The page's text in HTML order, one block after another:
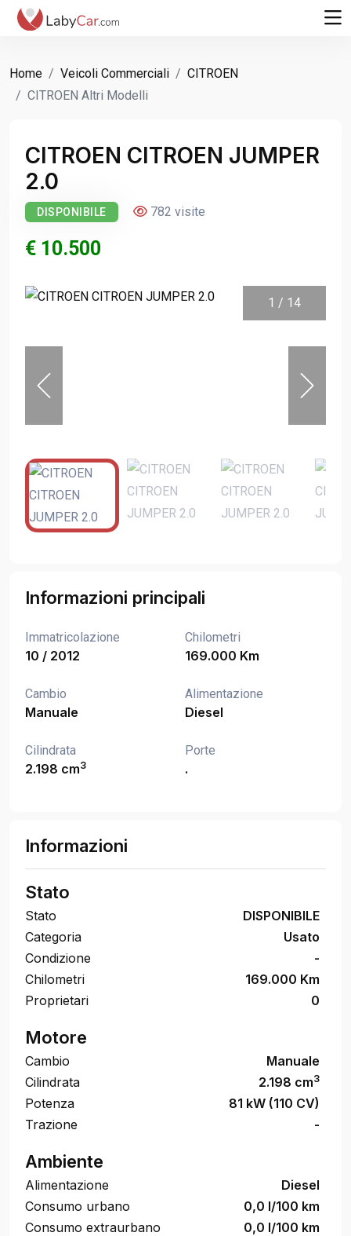
Home Veicoli Commerciali
CITROEN
CITROEN Altri Modelli
CITROEN CITROEN JUMPER
2.0
DISPONIBILE 782 visite
€ 10.500
1 / 14
Informazioni principali
Immatricolazione
10 / 2012
Chilometri
169.000 Km
Cambio
Manuale
Alimentazione
Diesel
Cilindrata
2.198 cm3
Porte
.
Informazioni
Stato
Stato
DISPONIBILE
Categoria
Usato
Condizione
-
Chilometri
169.000 Km
Proprietari
0
Motore
Cambio
Manuale
Cilindrata
2.198 cm3
Potenza
81 kW (110 CV)
Trazione
-
Ambiente
Alimentazione
Diesel
Consumo urbano
0,0 l/100 km
Consumo extraurbano
0,0 l/100 km